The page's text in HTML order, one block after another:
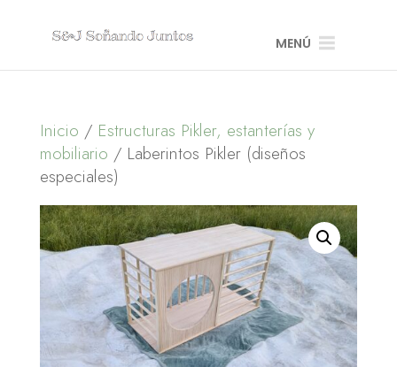
MENÚ
Inicio / Estructuras Pikler, estanterías y
mobiliario / Laberintos Pikler (diseños
especiales)